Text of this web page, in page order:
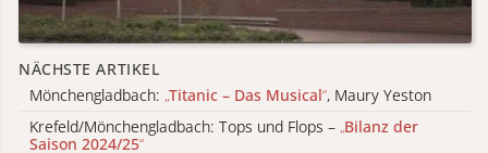
NÄCHSTE ARTIKEL
Mönchengladbach: „Titanic – Das Musical“, Maury Yeston
Krefeld/Mönchengladbach: Tops und Flops – „Bilanz der
Saison 2024/25“